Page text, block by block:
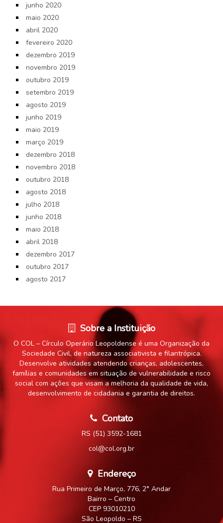
junho 2020
maio 2020
abril 2020
fevereiro 2020
dezembro 2019
novembro 2019
outubro 2019
setembro 2019
agosto 2019
junho 2019
maio 2019
março 2019
dezembro 2018
novembro 2018
outubro 2018
agosto 2018
julho 2018
junho 2018
maio 2018
abril 2018
dezembro 2017
outubro 2017
agosto 2017
Sobre a Instituição
O COL – Círculo Operário Leopoldense é uma Organização da
Sociedade Civil, de natureza associativista e filantrópica.
Desenvolve atividades atendendo crianças, adolescentes,
famílias e comunidades em situação de vulnerabilidade e risco
social com ações que visam a melhoria da qualidade de vida,
desenvolvimento de cidadania e garantia de direitos.
Contato
RS (51) 3592-1681
col@col.org.br
Endereço
Rua Primeiro de Março, 776, 2° Andar
Bairro – Centro
CEP 93010210
São Leopoldo – RS